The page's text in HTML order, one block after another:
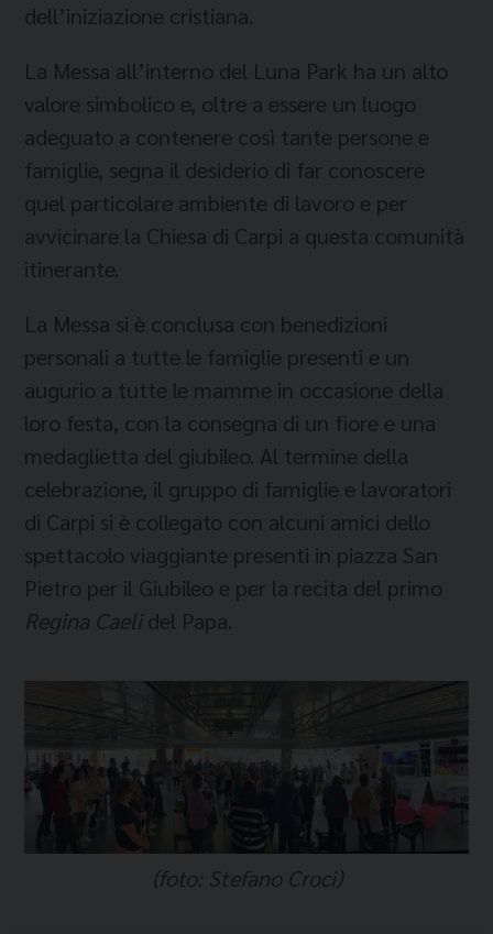
dell’iniziazione cristiana.
La Messa all’interno del Luna Park ha un alto
valore simbolico e, oltre a essere un luogo
adeguato a contenere così tante persone e
famiglie, segna il desiderio di far conoscere
quel particolare ambiente di lavoro e per
avvicinare la Chiesa di Carpi a questa comunità
itinerante.
La Messa si è conclusa con benedizioni
personali a tutte le famiglie presenti e un
augurio a tutte le mamme in occasione della
loro festa, con la consegna di un fiore e una
medaglietta del giubileo. Al termine della
celebrazione, il gruppo di famiglie e lavoratori
di Carpi si è collegato con alcuni amici dello
spettacolo viaggiante presenti in piazza San
Pietro per il Giubileo e per la recita del primo
Regina Caelidel Papa.
(foto: Stefano Croci)